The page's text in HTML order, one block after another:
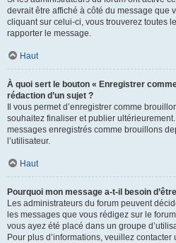
devrait être affiché à côté du message que
cliquant sur celui-ci, vous trouverez toutes
rapporter le message.
Haut
À quoi sert le bouton « Enregistrer
rédaction d’un sujet ?
Il vous permet d’enregistrer comme
souhaitez finaliser et publier
messages enregistrés comme brouillons
l’utilisateur.
Haut
Pourquoi mon message a-t-il besoin
Les administrateurs du forum peuvent
les messages que vous rédigez sur le
vous ayez été placé dans un groupe
Pour plus d’informations, veuillez